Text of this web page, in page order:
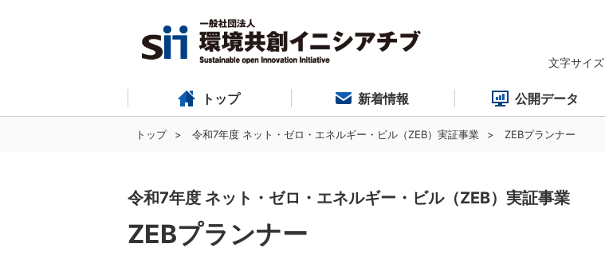
文字サイズ
トップ 新着情報 公開データ
トップ 令和7年度 ネット・ゼロ・エネルギー・ビル（ZEB）実証事業 ZEBプランナー
令和7年度 ネット・ゼロ・エネルギー・ビル（ZEB）実証事業
ZEBプランナー